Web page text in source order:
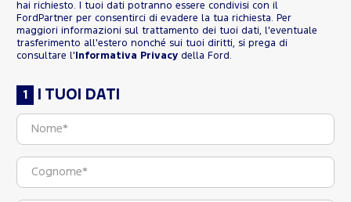
hai richiesto. I tuoi dati potranno essere condivisi con il
FordPartner per consentirci di evadere la tua richiesta. Per
maggiori informazioni sul trattamento dei tuoi dati, l'eventuale
trasferimento all'estero nonché sui tuoi diritti, si prega di
consultare l' Informativa Privacy della Ford.
I TUOI DATI